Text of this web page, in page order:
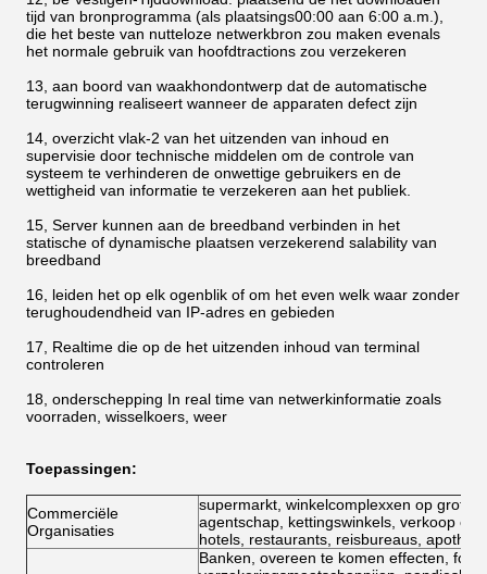
tijd van bronprogramma (als plaatsings00:00 aan 6:00 a.m.),
die het beste van nutteloze netwerkbron zou maken evenals
het normale gebruik van hoofdtractions zou verzekeren
13, aan boord van waakhondontwerp dat de automatische
terugwinning realiseert wanneer de apparaten defect zijn
14, overzicht vlak-2 van het uitzenden van inhoud en
supervisie door technische middelen om de controle van
systeem te verhinderen de onwettige gebruikers en de
wettigheid van informatie te verzekeren aan het publiek.
15, Server kunnen aan de breedband verbinden in het
statische of dynamische plaatsen verzekerend salability van
breedband
16, leiden het op elk ogenblik of om het even welk waar zonder
terughoudendheid van IP-adres en gebieden
17, Realtime die op de het uitzenden inhoud van terminal
controleren
18, onderschepping In real time van netwerkinformatie zoals
voorraden, wisselkoers, weer
Toepassingen:
Commerciële
Organisaties
supermarkt, winkelcomplexxen op grote
agentschap, kettingswinkels, verkoop op
hotels, restaurants, reisbureaus,
Banken, overeen te komen effecten,